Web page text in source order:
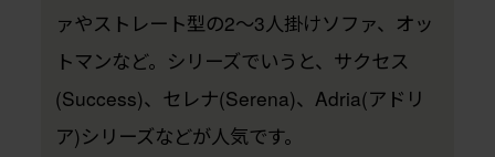
ァやストレート型の2〜3人掛けソファ、オッ
トマンなど。シリーズでいうと、サクセス
(Success)、セレナ(Serena)、Adria(アドリ
ア)シリーズなどが人気です。